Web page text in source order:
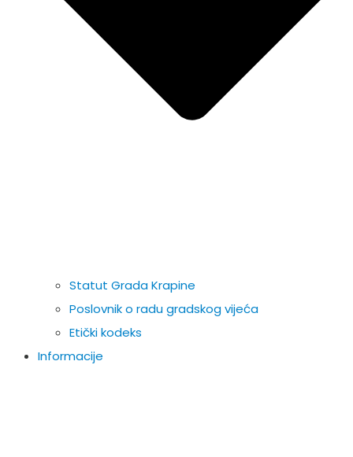
Statut Grada Krapine
Poslovnik o radu gradskog vijeća
Etički kodeks
Informacije